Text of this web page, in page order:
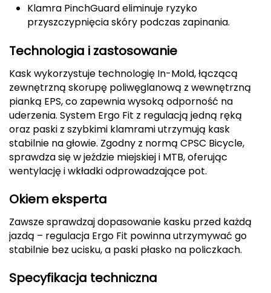
ENERO PRO
F
FASHY
Fjord Nansen
G
GIVOVA
GSI Outdoors
Gear Aid
Gerber
Klamra PinchGuard eliminuje ryzyko
przyszczypnięcia skóry podczas zapinania.
Technologia i zastosowanie
Kask wykorzystuje technologię In-Mold, łączącą
zewnętrzną skorupę poliwęglanową z wewnętrzną
pianką EPS, co zapewnia wysoką odporność na
uderzenia. System Ergo Fit z regulacją jedną ręką
oraz paski z szybkimi klamrami utrzymują kask
stabilnie na głowie. Zgodny z normą CPSC Bicycle,
sprawdza się w jeździe miejskiej i MTB, oferując
wentylację i wkładki odprowadzające pot.
Okiem eksperta
Zawsze sprawdzaj dopasowanie kasku przed każdą
jazdą – regulacja Ergo Fit powinna utrzymywać go
stabilnie bez ucisku, a paski płasko na policzkach.
Specyfikacja techniczna